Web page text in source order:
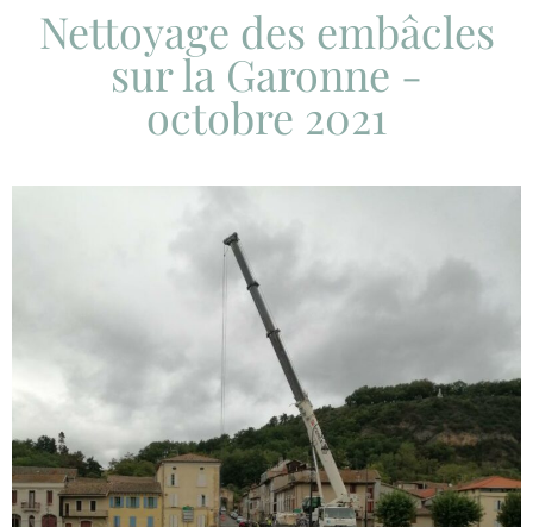
Nettoyage des embâcles
sur la Garonne -
octobre 2021